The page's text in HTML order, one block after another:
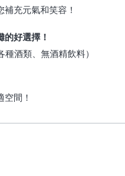
充元氣和笑容！
好選擇！
酒類、無酒精飲料）
間！